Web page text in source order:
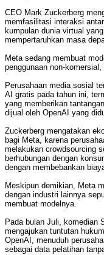
CEO Mark Zuckerberg
memfasilitasi interaksi
kumpulan dunia virtual
mempertaruhkan masa
Meta sedang membuat
penggunaan non-
Perusahaan media sosial
AI gratis pada tahun ini,
yang memberikan
dijual oleh OpenAI yang
Zuckerberg mengatakan
bagi Meta, karena
melakukan crowdsourcing
berhubungan dengan
dengan membebankan
Meskipun demikian, Meta
dengan industri lainnya
membuat modelnya.
Pada bulan Juli, komedian
mengajukan tuntutan
OpenAI, menuduh
sebagai data pelatihan